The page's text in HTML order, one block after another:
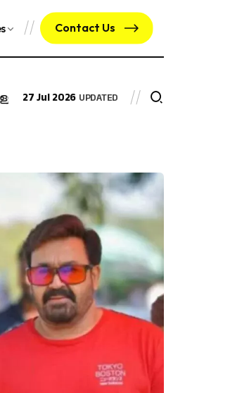
Contact Us
റദ്ദാക്കി മദ്രാസ് ഹൈക്കോടതി
27 Jul 2026 UPDATED